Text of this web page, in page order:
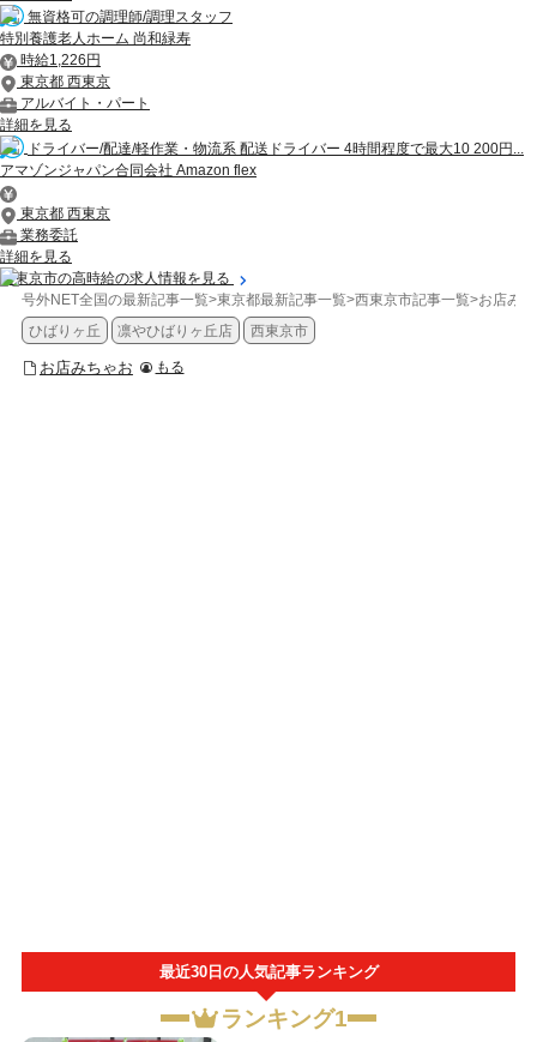
無資格可の調理師/調理スタッフ
特別養護老人ホーム 尚和緑寿
時給1,226円
東京都 西東京
アルバイト・パート
詳細を見る
ドライバー/配達/軽作業・物流系 配送ドライバー 4時間程度で最大10 200円...
アマゾンジャパン合同会社 Amazon flex
東京都 西東京
業務委託
詳細を見る
西東京市の高時給の求人情報を見る
号外NET全国の最新記事一覧>東京都最新記事一覧>西東京市記事一覧>お店み
ひばりヶ丘
凛やひばりヶ丘店 西東京市
お店みちゃお もる
最近30日の人気記事ランキング
ランキング1